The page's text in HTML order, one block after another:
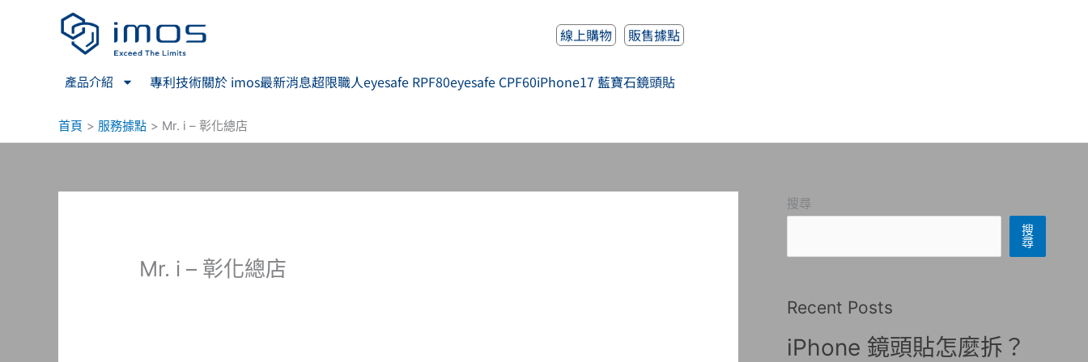
線上購物 販售據點
產品介紹 專利技術關於 imos最新消息超限職人eyesafe RPF80eyesafe CPF60iPhone17 藍寶石鏡頭貼
首頁 服務據點 Mr. i – 彰化總店
Mr. i – 彰化總店
搜尋
搜
尋
Recent Posts
iPhone 鏡頭貼怎麼拆？